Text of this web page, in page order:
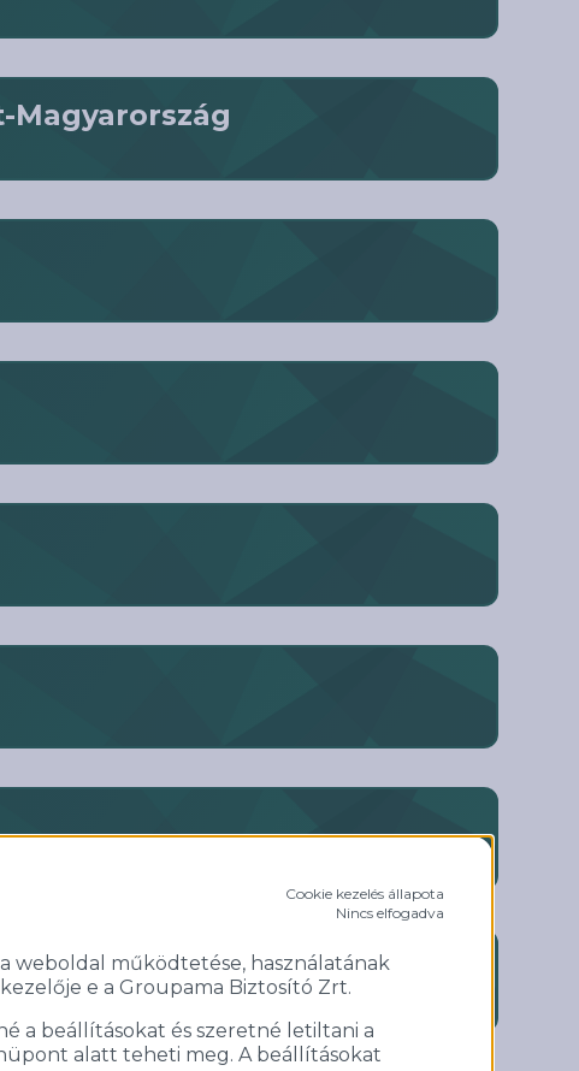
Cookie kezelés állapota
Nincs elfogadva
weboldal működtetése, használatának
e a Groupama Biztosító Zrt.
a beállításokat és szeretné letiltani a
alatt teheti meg. A beállításokat
Magyarország